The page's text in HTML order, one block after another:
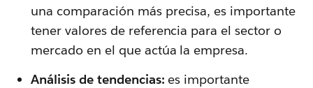
una comparación más precisa, es importante
tener valores de referencia para el sector o
mercado en el que actúa la empresa.
Análisis de tendencias: es importante